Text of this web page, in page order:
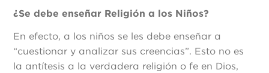
¿Se debe enseñar Religión a los Niños?
En efecto, a los niños se les debe enseñar a
“cuestionar y analizar sus creencias”. Esto no es
la antítesis a la verdadera religión o fe en Dios,